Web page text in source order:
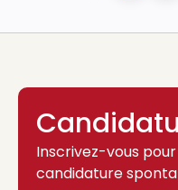
Inscrivez-vous
candidature